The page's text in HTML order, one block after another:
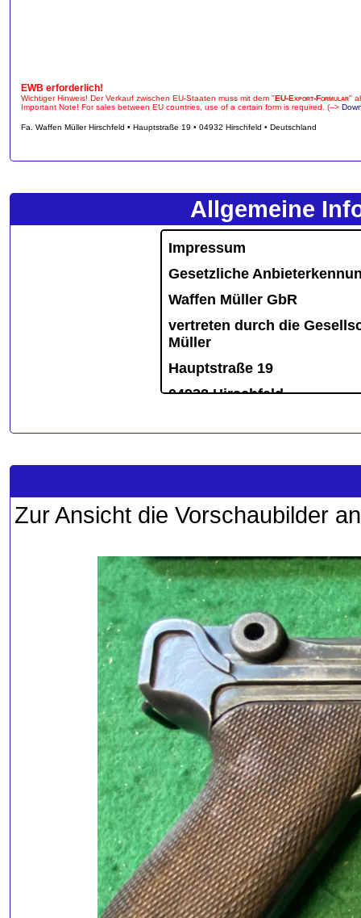
EWB erforderlich!
Wichtiger Hinweis! Der Verkauf zwischen EU-Staaten muss mit dem "EU-Export-Formular"
Important Note! For sales between EU countries, use of a certain form is required. (-->
Fa. Waffen Müller Hirschfeld • Hauptstraße 19 • 04932 Hirschfeld • Deutschland
Allgemeine
Zur Ansicht die Vorschaubilder